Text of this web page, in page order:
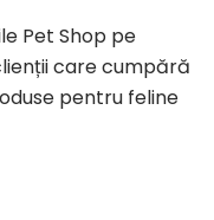
Pet Shop pe
care cumpără
pentru feline